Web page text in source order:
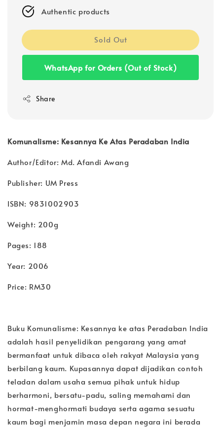
Authentic products
Sold Out
WhatsApp for Orders (Out of Stock)
Share
Komunalisme: Kesannya Ke Atas Peradaban India
Author/Editor: Md. Afandi Awang
Publisher: UM Press
ISBN: 9831002903
Weight: 200g
Pages: 188
Year: 2006
Price: RM30
Buku Komunalisme: Kesannya ke atas Peradaban India
adalah hasil penyelidikan pengarang yang amat
bermanfaat untuk dibaca oleh rakyat Malaysia yang
berbilang kaum. Kupasannya dapat dijadikan contoh
teladan dalam usaha semua pihak untuk hidup
berharmoni, bersatu-padu, saling memahami dan
hormat-menghormati budaya serta agama sesuatu
kaum bagi menjamin masa depan negara ini berada